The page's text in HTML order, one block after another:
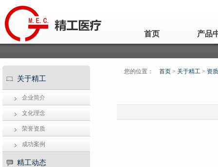
首页 产品
关于精工
企业简介
文化理念
荣誉资质
成功案例
精工动态
您的位置： 首页 > 关于精工 > 资